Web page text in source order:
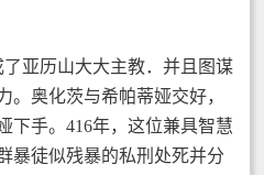
亚历山大大主教．并且图谋
。奥化茨与希帕蒂娅交好，
下手。416年，这位兼具智慧
暴徒似残暴的私刑处死并分